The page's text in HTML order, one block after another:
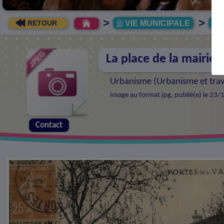
RETOUR > VIE MUNICIPALE >
La place de la mairie
Urbanisme (Urbanisme et
Image au format jpg, publié(e) le
Contact